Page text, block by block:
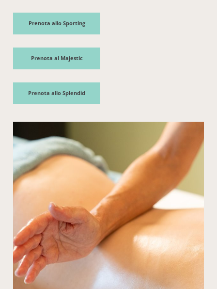
Prenota allo Sporting
Prenota al Majestic
Prenota allo Splendid